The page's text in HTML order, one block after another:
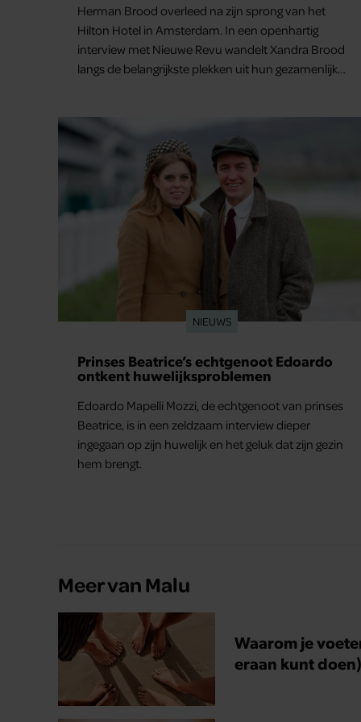
Herman Brood overleed na zijn sprong van het
Hilton Hotel in Amsterdam. In een openhartig
interview met Nieuwe Revu wandelt Xandra Brood
langs de belangrijkste plekken uit hun gezamenlijke
herinneringen op. Daar begon hun leven samen
en werd dochter Lola geboren.
NIEUWS
Prinses Beatrice’s echtgenoot Edoardo
ontkent huwelijksproblemen
Edoardo Mapelli Mozzi, de echtgenoot van prinses
Beatrice, is in een zeldzaam interview dieper
ingegaan op zijn huwelijk en het geluk dat zijn gezin
hem brengt.
Meer van Malu
Waarom je
eraan kunt doen)